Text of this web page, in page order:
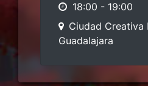
18:00 - 19:00
Ciudad Creativa
Guadalajara